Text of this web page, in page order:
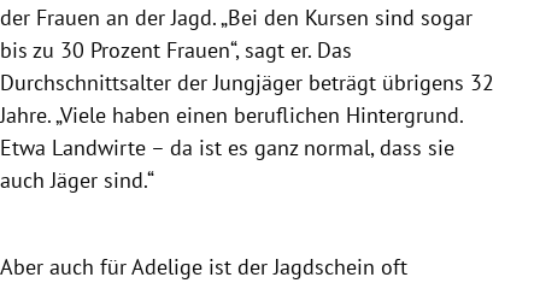
der Frauen an der Jagd. „Bei den Kursen sind sogar
bis zu 30 Prozent Frauen“, sagt er. Das
Durchschnittsalter derJungjäger beträgt übrigens 32
Jahre. „Viele haben einen beruflichen Hintergrund.
Etwa Landwirte – da ist es ganz normal, dass sie
auch Jäger sind.“
Aber auch für Adelige ist der Jagdschein oft